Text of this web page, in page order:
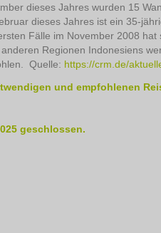
dieses Jahres wurden 15
dieses Jahres ist ein 35-
Fälle im November 2008
Regionen Indonesiens
Quelle: https://crm.de/
und empfohlenen
geschlossen.